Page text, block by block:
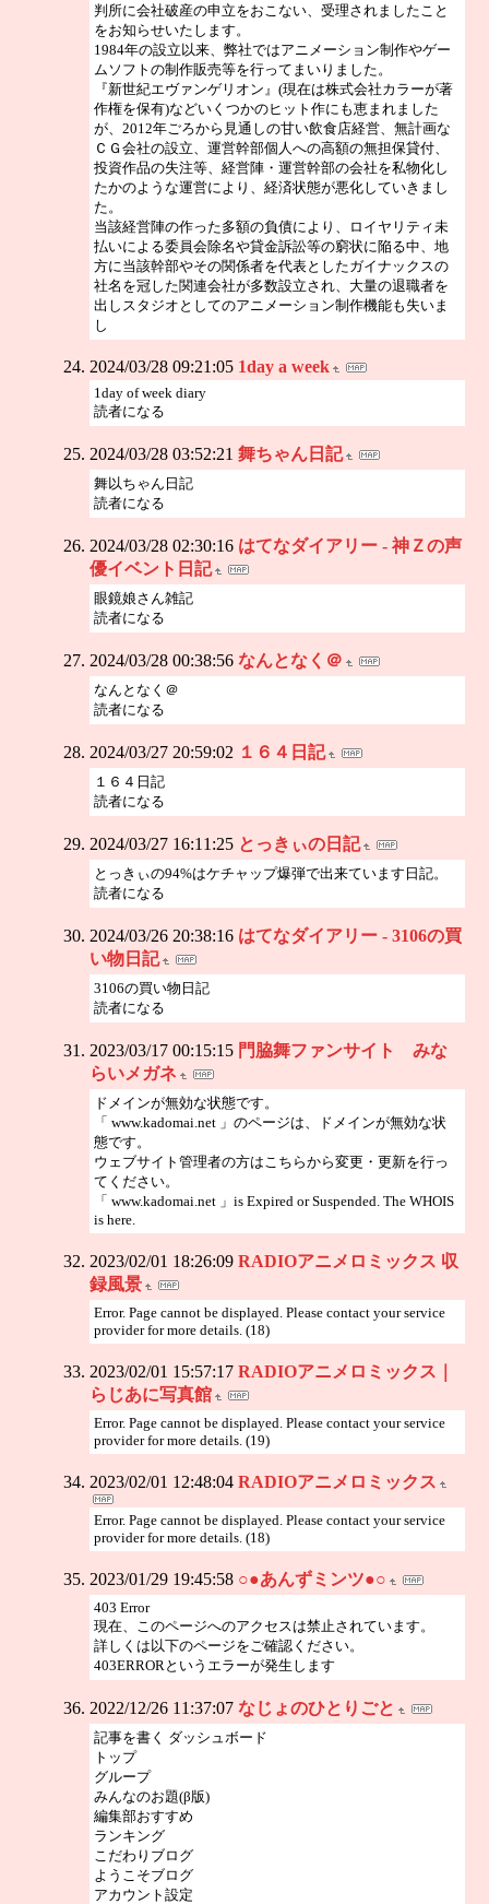
判所に会社破産の申立をおこない、受理されましたこと
をお知らせいたします。
1984年の設立以来、弊社ではアニメーション制作やゲー
ムソフトの制作販売等を行ってまいりました。
『新世紀エヴァンゲリオン』(現在は株式会社カラーが著
作権を保有)などいくつかのヒット作にも恵まれました
が、2012年ごろから見通しの甘い飲食店経営、無計画な
ＣＧ会社の設立、運営幹部個人への高額の無担保貸付、
投資作品の失注等、経営陣・運営幹部の会社を私物化し
たかのような運営により、経済状態が悪化していきまし
た。
当該経営陣の作った多額の負債により、ロイヤリティ未
払いによる委員会除名や貸金訴訟等の窮状に陥る中、地
方に当該幹部やその関係者を代表としたガイナックスの
社名を冠した関連会社が多数設立され、大量の退職者を
出しスタジオとしてのアニメーション制作機能も失いま
し
2024/03/28 09:21:05 1day a week
1day of week diary
読者になる
2024/03/28 03:52:21 舞ちゃん日記
舞以ちゃん日記
読者になる
2024/03/28 02:30:16 はてなダイアリー - 神Ｚの声
優イベント日記
眼鏡娘さん雑記
読者になる
2024/03/28 00:38:56 なんとなく＠
なんとなく＠
読者になる
2024/03/27 20:59:02 １６４日記
１６４日記
読者になる
2024/03/27 16:11:25 とっきぃの日記
とっきぃの94%はケチャップ爆弾で出来ています日記。
読者になる
2024/03/26 20:38:16 はてなダイアリー - 3106の買
い物日記
3106の買い物日記
読者になる
2023/03/17 00:15:15 門脇舞ファンサイト みな
らいメガネ
ドメインが無効な状態です。
「 www.kadomai.net 」のページは、ドメインが無効な状
態です。
ウェブサイト管理者の方はこちらから変更・更新を行っ
てください。
「 www.kadomai.net 」is Expired or Suspended. The WHOIS
is here.
2023/02/01 18:26:09 RADIOアニメロミックス 収
録風景
Error. Page cannot be displayed. Please contact your service
provider for more details. (18)
2023/02/01 15:57:17 RADIOアニメロミックス｜
らじあに写真館
Error. Page cannot be displayed. Please contact your service
provider for more details. (19)
2023/02/01 12:48:04 RADIOアニメロミックス
Error. Page cannot be displayed. Please contact your service
provider for more details. (18)
2023/01/29 19:45:58 ○●あんずミンツ●○
403 Error
現在、このページへのアクセスは禁止されています。
詳しくは以下のページをご確認ください。
403ERRORというエラーが発生します
2022/12/26 11:37:07 なじょのひとりごと
記事を書く ダッシュボード
トップ
グループ
みんなのお題(β版)
編集部おすすめ
ランキング
こだわりブログ
ようこそブログ
アカウント設定